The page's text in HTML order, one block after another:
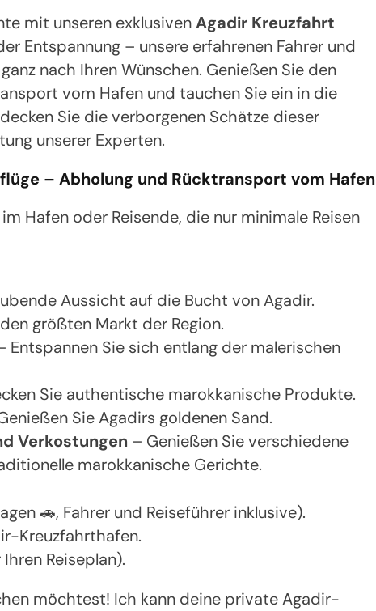
mit unseren exklusivenAgadir Kreuzfahrt
Entspannung – unsere erfahrenen Fahrer und
nach Ihren Wünschen. Genießen Sie den
vom Hafen und tauchen Sie ein in die
Sie die verborgenen Schätze dieser
unserer Experten.
– Abholung und Rücktransport vom Hafen
Hafen oder Reisende, die nur minimale Reisen
Aussicht auf die Bucht von Agadir.
größten Markt der Region.
Entspannen Sie sich entlang der malerischen
Sie authentische marokkanische Produkte.
Sie Agadirs goldenen Sand.
Verkostungen – Genießen Sie verschiedene
marokkanische Gerichte.
🚗, Fahrer und Reiseführer inklusive).
Kreuzfahrthafen.
Reiseplan).
möchtest! Ich kann deine private Agadir-